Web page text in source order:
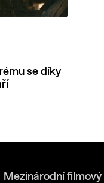
se díky
Mezinárodní